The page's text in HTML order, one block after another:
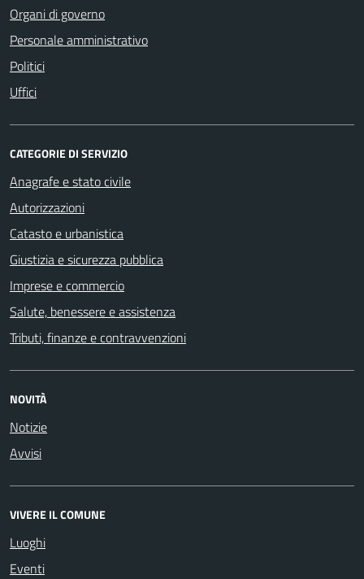
Organi di governo
Personale amministrativo
Politici
Uffici
CATEGORIE DI SERVIZIO
Anagrafe e stato civile
Autorizzazioni
Catasto e urbanistica
Giustizia e sicurezza pubblica
Imprese e commercio
Salute, benessere e assistenza
Tributi, finanze e contravvenzioni
NOVITÀ
Notizie
Avvisi
VIVERE IL COMUNE
Luoghi
Eventi